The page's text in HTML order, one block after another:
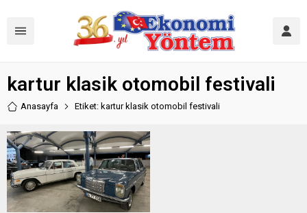
kartur klasik otomobil festivali
Anasayfa Etiket: kartur klasik otomobil festivali